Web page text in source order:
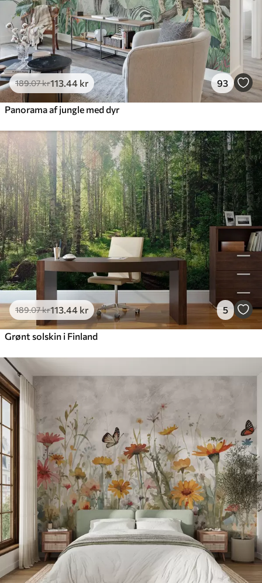
Peel and Stick
666.67400.00kr/m²
189.07kr113.44 kr 93
Panorama af jungle med dyr
189.07kr113.44 kr 5
Grønt solskin i Finland